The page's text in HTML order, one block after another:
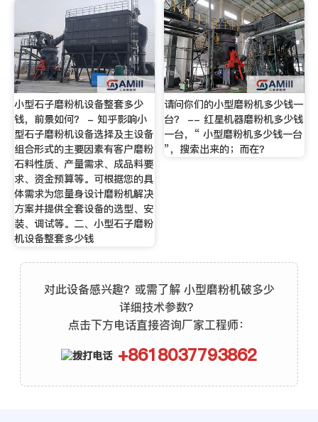
小型石子磨粉机设备整套多少
钱，前景如何？ - 知乎影响小
型石子磨粉机设备选择及主设备
组合形式的主要因素有客户磨粉
石料性质、产量需求、成品料要
求、资金预算等。可根据您的具
体需求为您量身设计磨粉机解决
方案并提供全套设备的选型、安
装、调试等。二、小型石子磨粉
机设备整套多少钱
请问你们的小型磨粉机多少钱一
台？ -- 红星机器磨粉机多少钱
一台，“ 小型磨粉机多少钱一台
”，搜索出来的；而在？
对此设备感兴趣？或需了解 小型磨粉机破多少
详细技术参数？
点击下方电话直接咨询厂家工程师：
+8618037793862